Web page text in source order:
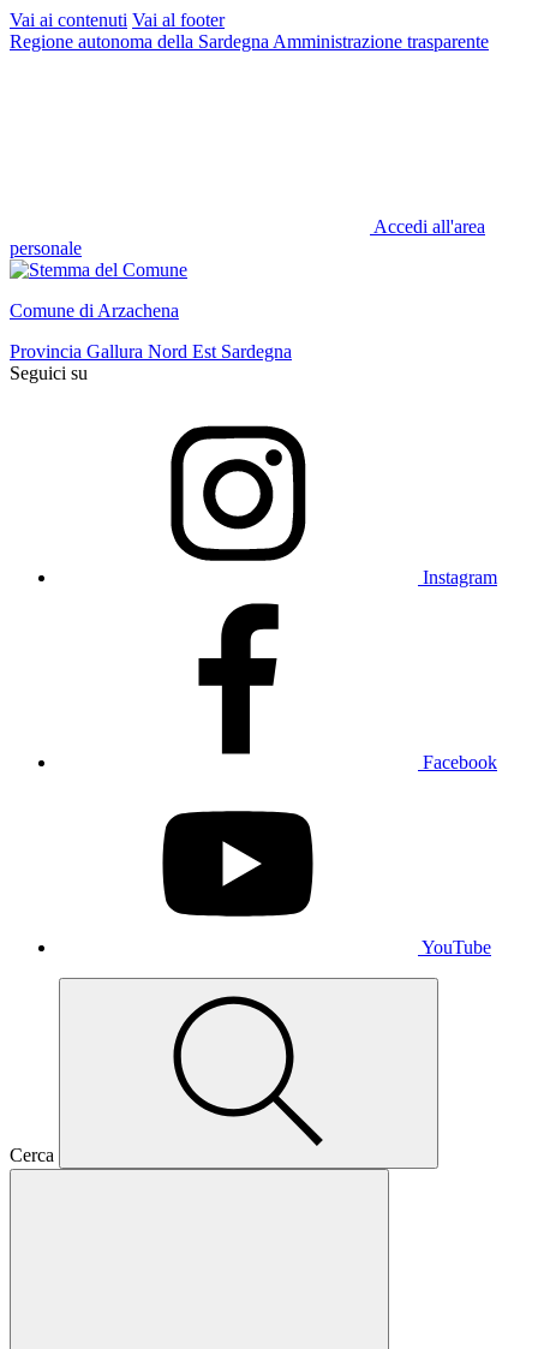
Vai ai contenuti Vai al footer
Regione autonoma della Sardegna Amministrazione trasparente
Accedi all'area
personale
Comune di Arzachena
Provincia Gallura Nord Est Sardegna
Seguici su
Instagram
Facebook
YouTube
Cerca